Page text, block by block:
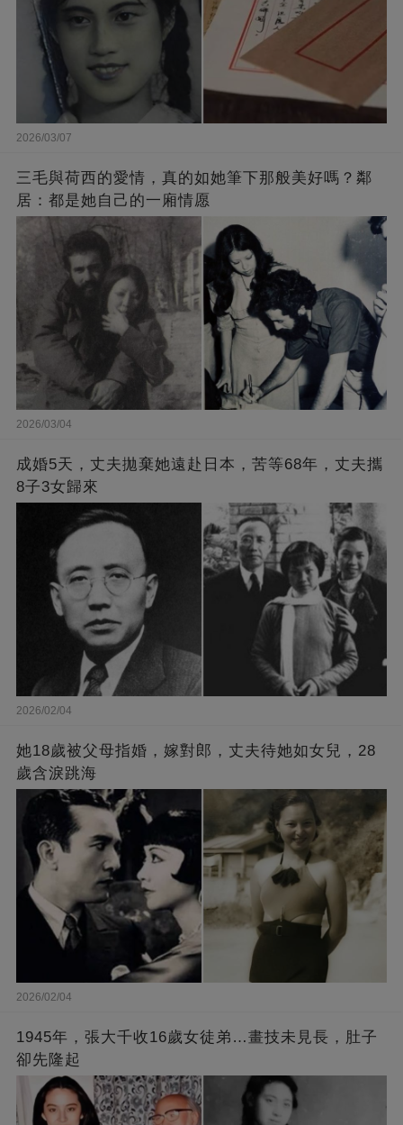
2026/03/07
三毛與荷西的愛情，真的如她筆下那般美好嗎？鄰
居：都是她自己的一廂情愿
2026/03/04
成婚5天，丈夫拋棄她遠赴日本，苦等68年，丈夫攜
8子3女歸來
2026/02/04
她18歲被父母指婚，嫁對郎，丈夫待她如女兒，28
歲含淚跳海
2026/02/04
1945年，張大千收16歲女徒弟…畫技未見長，肚子
卻先隆起